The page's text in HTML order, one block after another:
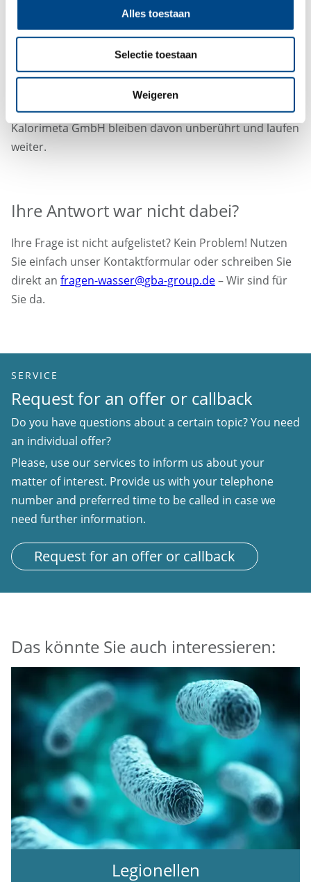
Alles toestaan
Selectie toestaan
Weigeren
Was passiert mit meinen weiteren
Verträgen bei KALO?
Die GBA Group übernimmt nur die
Trinkwasseruntersuchungen. Ihre weiteren Verträge
(Heizkosten, Rauchwarnmelder etc.) mit der
Kalorimeta GmbH bleiben davon unberührt und laufen
weiter.
Ihre Antwort war nicht dabei?
Ihre Frage ist nicht aufgelistet? Kein Problem! Nutzen
Sie einfach unser Kontaktformular oder schreiben Sie
direkt an fragen-wasser@gba-group.de– Wir sind für
Sie da.
SERVICE
Request for an offer or callback
Do you have questions about a certain topic? You need
an individual offer?
Please, use our services to inform us about your
matter of interest. Provide us with your telephone
number and preferred time to be called in case we
need further information.
Request for an offer or callback
Das könnte Sie auch interessieren:
Legionellen